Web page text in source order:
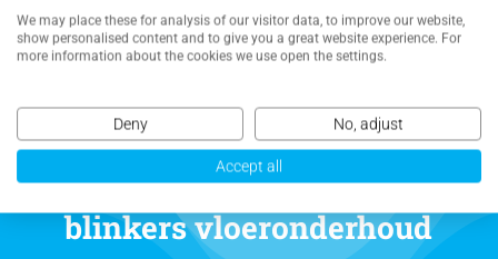
blinkers vloeronderhoud
We may place these for analysis of our visitor data, to improve our website,
show personalised content and to give you a great website experience. For
more information about the cookies we use open the settings.
Deny No, adjust
Accept all